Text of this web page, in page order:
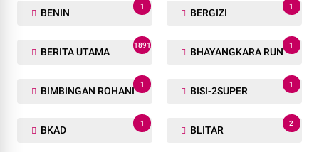
BENIN
1
BERGIZI
1
BERITA UTAMA
1891
BHAYANGKARA RUN
1
BIMBINGAN ROHANI
1
BISI-2SUPER
1
BKAD
1
BLITAR
2